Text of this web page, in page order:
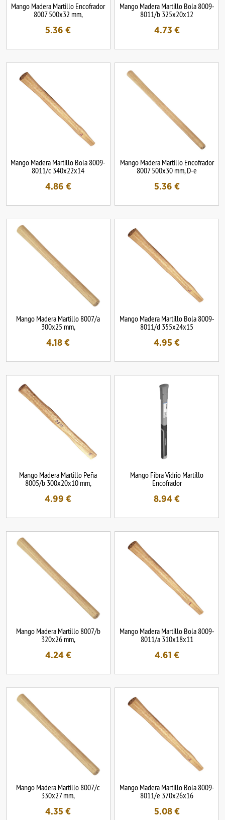
Mango Madera Martillo Encofrador
8007 500x32 mm,
5.36 €
Mango Madera Martillo Bola 8009-
8011/b 325x20x12
4.73 €
Mango Madera Martillo Bola 8009-
8011/c 340x22x14
4.86 €
Mango Madera Martillo Encofrador
8007 500x30 mm, D-e
5.36 €
Mango Madera Martillo 8007/a
300x25 mm,
4.18 €
Mango Madera Martillo Bola 8009-
8011/d 355x24x15
4.95 €
Mango Madera Martillo Peña
8005/b 300x20x10 mm,
4.99 €
Mango Fibra Vidrio Martillo
Encofrador
8.94 €
Mango Madera Martillo 8007/b
320x26 mm,
4.24€
Mango Madera Martillo Bola 8009-
8011/a 310x18x11
4.61 €
Mango Madera Martillo 8007/c
330x27 mm,
4.35 €
Mango Madera Martillo Bola 8009-
8011/e 370x26x16
5.08€